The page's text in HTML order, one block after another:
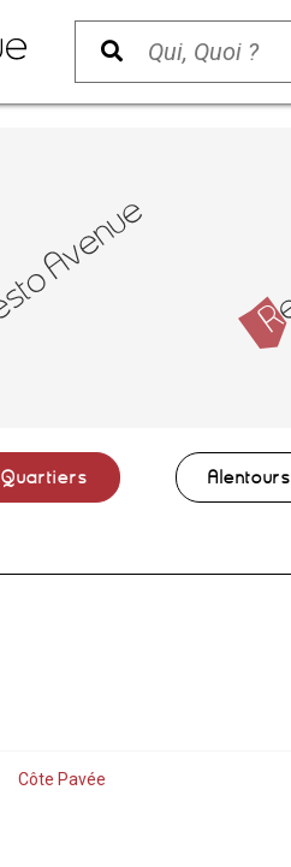
Quartiers Alentours
Côte Pavée